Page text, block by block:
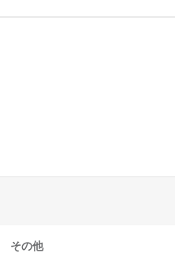
その他